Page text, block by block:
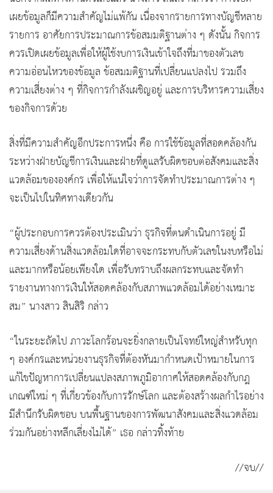
เผยข้อมูลก็มีความสำคัญไม่แพ้กัน เนื่องจากรายการทางบัญชีหลาย
รายการ อาศัยการประมาณการข้อสมมติฐานต่าง ๆ ดังนั้น กิจการ
ควรเปิดเผยข้อมูลเพื่อให้ผู้ใช้งบการเงินเข้าใจถึงที่มาของตัวเลข
ความอ่อนไหวของข้อมูล ข้อสมมติฐานที่เปลี่ยนแปลงไป รวมถึง
ความเสี่ยงต่าง ๆ ที่กิจการกำลังเผชิญอยู่ และการบริหารความเสี่ยง
ของกิจการด้วย
สิ่งที่มีความสำคัญอีกประการหนึ่ง คือ การใช้ข้อมูลที่สอดคล้องกัน
ระหว่างฝ่ายบัญชีการเงินและฝ่ายที่ดูแลรับผิดชอบต่อสังคมและสิ่ง
แวดล้อมขององค์กร เพื่อให้แน่ใจว่าการจัดทำประมาณการต่าง ๆ
จะเป็นไปในทิศทางเดียวกัน
“ผู้ประกอบการควรต้องประเมินว่า ธุรกิจที่ตนดำเนินการอยู่ มี
ความเสี่ยงด้านสิ่งแวดล้อมใดที่อาจจะกระทบกับตัวเลขในงบหรือไม่
และมากหรือน้อยเพียงใด เพื่อรับทราบถึงผลกระทบและจัดทำ
รายงานทางการเงินให้สอดคล้องกับสภาพแวดล้อมได้อย่างเหมาะ
สม” นางสาว สินสิริ กล่าว
“ในระยะถัดไป ภาวะโลกร้อนจะยิ่งกลายเป็นโจทย์ใหญ่สำหรับทุก
ๆ องค์กรและหน่วยงานธุรกิจที่ต้องหันมากำหนดเป้าหมายในการ
แก้ไขปัญหาการเปลี่ยนแปลงสภาพภูมิอากาศให้สอดคล้องกับกฎ
เกณฑ์ใหม่ ๆ ที่เกี่ยวข้องกับการรักษ์โลก และต้องสร้างผลกำไรอย่าง
มีสำนึกรับผิดชอบ บนพื้นฐานของการพัฒนาสังคมและสิ่งแวดล้อม
ร่วมกันอย่างหลีกเลี่ยงไม่ได้” เธอ กล่าวทิ้งท้าย
//จบ//